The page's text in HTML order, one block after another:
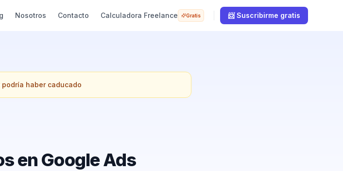
Nosotros Contacto Calculadora Freelance Gratis 📨 Suscribirme gratis
haber caducado
en Google Ads